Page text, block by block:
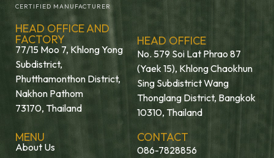
CERTIFIED MANUFACTURER
HEAD OFFICE AND
FACTORY
77/15 Moo 7, Khlong Yong
Subdistrict,
Phutthamonthon District,
Nakhon Pathom
73170, Thailand
HEAD OFFICE
No. 579 Soi Lat Phrao 87
(Yaek 15), Khlong Chaokhun
Sing Subdistrict Wang
Thonglang District, Bangkok
10310, Thailand
MENU
About Us
CONTACT
086-7828856